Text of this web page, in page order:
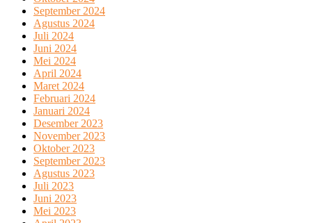
September 2024
Agustus 2024
Juli 2024
Juni 2024
Mei 2024
April 2024
Maret 2024
Februari 2024
Januari 2024
Desember 2023
November 2023
Oktober 2023
September 2023
Agustus 2023
Juli 2023
Juni 2023
Mei 2023